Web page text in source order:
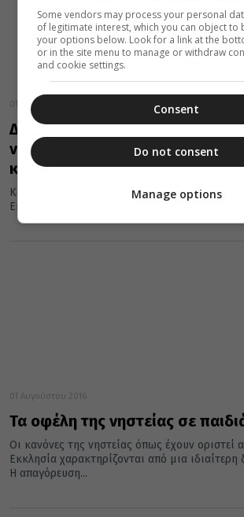
01 Αυγούστου 2019
Δεκαπενταύγουστος:
νηστεύουν παιδιά έως 12 ετών
κοινωνήσουν
Κατ’ αρχήν πρέπει να τονίσουμε ότι είναι
Εκκλησίας η συμμετοχή και των παιδιών στη
01 Αυγούστου 2016
Τα οφέλη της νηστείας σε
Οι κανόνες της νηστείας όπως έχουν οριστεί
Εκκλησία χαρακτηρίζονται από μια
Η απαγόρευση...
Some vendors may process your personal
of legitimate interest, which you can object to
your options below. Look for a link at the
or in the site menu to manage or withdraw
and cookie settings.
Consent
Do not consent
Manage options